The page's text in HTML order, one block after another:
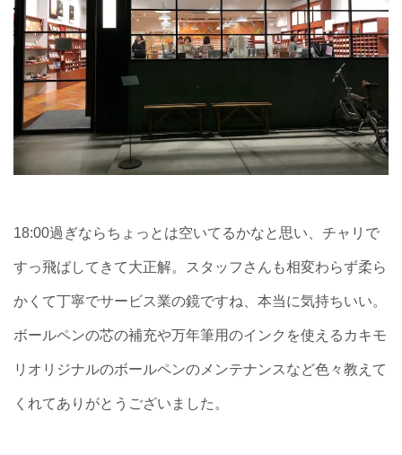
18:00過ぎならちょっとは空いてるかなと思い、チャリで
すっ飛ばしてきて大正解。スタッフさんも相変わらず柔ら
かくて丁寧でサービス業の鏡ですね、本当に気持ちいい。
ボールペンの芯の補充や万年筆用のインクを使えるカキモ
リオリジナルのボールペンのメンテナンスなど色々教えて
くれてありがとうございました。